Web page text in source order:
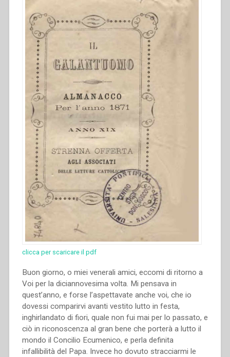
clicca per scaricare il pdf
Buon giorno, o miei venerali amici, eccomi di ritorno a
Voi per la diciannovesima volta. Mi pensava in
quest’anno, e forse l’aspettavate anche voi, che io
dovessi comparirvi avanti vestito lutto in festa,
inghirlandato di fiori, quale non fui mai per lo passato, e
ciò in riconoscenza al gran bene che porterà a lutto il
mondo il Concilio Ecumenico, e perla definita
infallibilità del Papa. Invece ho dovuto stracciarmi le